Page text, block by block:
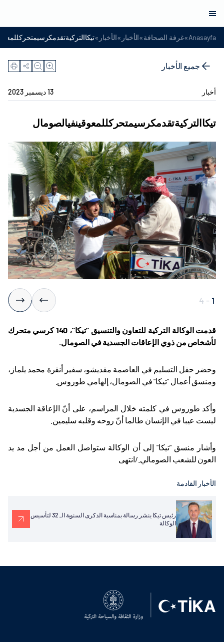
Anasayfa
»غرفة الصحافة»الأخبار »الأخبار »
جميع الأخبار
أخبار 13 ديسمبر 2023
تيكاالتركيةتقدمكرسيمتحركللمعوقينفيالصومال
1
-
4
قدمت الوكالة التركية للتعاون والتنسيق "تيكا"، 140 كرسي متحرك
لأشخاص من ذوي الإعاقات الجسدية في الصومال.
وحضر حفل التسليم في العاصمة مقديشو، سفير أنقرة محمد يلماز،
ومنسق أعمال "تيكا" في الصومال، إلهامي طوروس
وأكد طوروس في كلمته خلال المراسم، على أنّ الإعاقة الجسدية
ليست عيبا في الإنسان طالما أنّ روحه وقلبه سليمين
وأشار منسق "تيكا" إلى أن الوكالة ستواصل العمل من أجل مد يد
العون للشعب الصومالي./انتهى
الأخبار القادمة
رئيس تيكا ينشر رسالة بمناسبة الذكرى السنوية الـ 32 لتأسيس
الوكالة